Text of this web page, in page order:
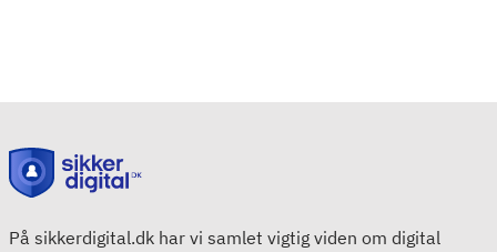
På sikkerdigital.dk har vi samlet vigtig viden om digital